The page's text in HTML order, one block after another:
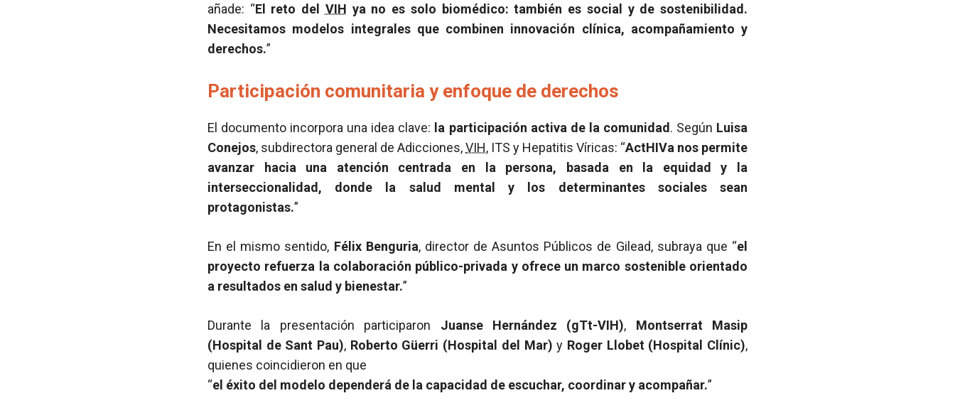
añade: “El reto del VIH ya no es solo biomédico: también es social y de sostenibilidad.
Necesitamos modelos integrales que combinen innovación clínica, acompañamiento y
derechos.”
Participación comunitaria y enfoque de derechos
El documento incorpora una idea clave: la participación activa de la comunidad . Según Luisa
Conejos, subdirectora general de Adicciones,VIH, ITS y Hepatitis Víricas: “ActHIVa nos permite
avanzar hacia una atención centrada en la persona, basada en la equidad y la
interseccionalidad, donde la salud mental y los determinantes sociales sean
protagonistas.”
En el mismo sentido, Félix Benguria, director de Asuntos Públicos de Gilead, subraya que “el
proyecto refuerza la colaboración público-privada y ofrece un marco sostenible orientado
a resultados en salud y bienestar.”
Durante la presentación participaron Juanse Hernández (gTt-VIH), Montserrat Masip
(Hospital de Sant Pau), Roberto Güerri (Hospital del Mar) y Roger Llobet (Hospital Clínic),
quienes coincidieron en que
“el éxito del modelo dependerá de la capacidad de escuchar, coordinar y acompañar.”